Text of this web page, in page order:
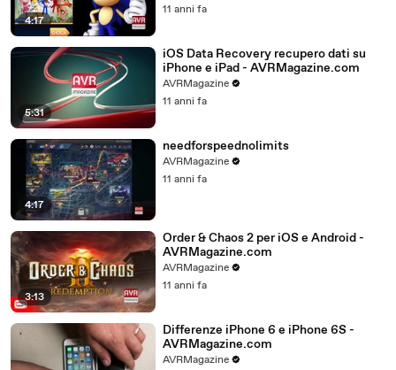
4:17
11 anni fa
5:31
iOS Data Recovery recupero dati su
iPhone e iPad - AVRMagazine.com
AVRMagazine
11 anni fa
4:17
needforspeednolimits
AVRMagazine
11 anni fa
3:13
Order & Chaos 2 per iOS e Android -
AVRMagazine.com
AVRMagazine
11 anni fa
Differenze iPhone 6 e iPhone 6S -
AVRMagazine.com
AVRMagazine